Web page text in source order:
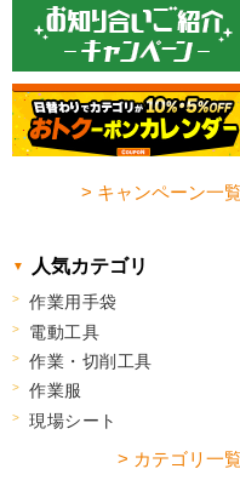
> キャンペーン一
人気カテゴリ
作業用手袋
電動工具
作業・切削工具
作業服
現場シート
> カテゴリ一